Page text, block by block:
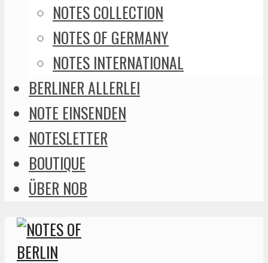
NOTES COLLECTION
NOTES OF GERMANY
NOTES INTERNATIONAL
BERLINER ALLERLEI
NOTE EINSENDEN
NOTESLETTER
BOUTIQUE
ÜBER NOB